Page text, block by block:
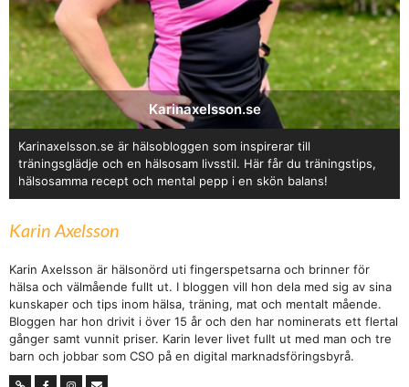
Karinaxelsson.se
Karinaxelsson.se är hälsobloggen som inspirerar till
träningsglädje och en hälsosam livsstil. Här får du träningstips,
hälsosamma recept och mental pepp i en skön balans!
Karin Axelsson
Karin Axelsson är hälsonörd uti fingerspetsarna och brinner för
hälsa och välmående fullt ut. I bloggen vill hon dela med sig av sina
kunskaper och tips inom hälsa, träning, mat och mentalt mående.
Bloggen har hon drivit i över 15 år och den har nominerats ett flertal
gånger samt vunnit priser. Karin lever livet fullt ut med man och tre
barn och jobbar som CSO på en digital marknadsföringsbyrå.